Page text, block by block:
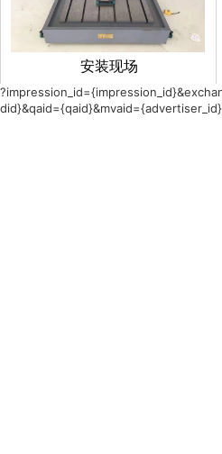
安装现场
did}&qaid={qaid}&mvaid={advertiser_id}